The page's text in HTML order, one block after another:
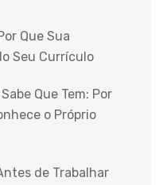
Que Sua
Seu Currículo
Que Tem: Por
o Próprio
de Trabalhar